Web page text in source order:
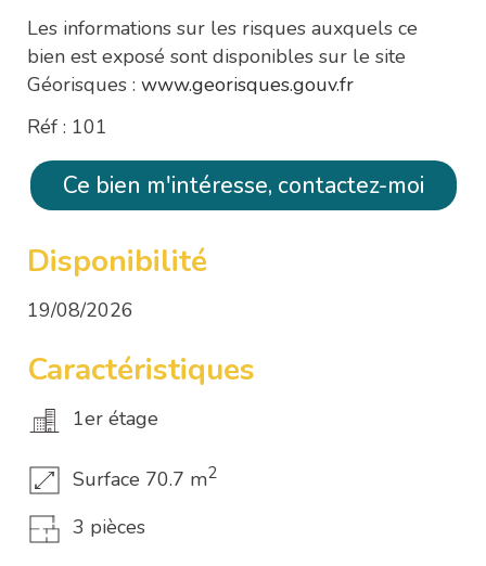
Les informations sur les risques auxquels ce
bien est exposé sont disponibles sur le site
Géorisques : www.georisques.gouv.fr
Réf : 101
Ce bien m'intéresse, contactez-moi
Disponibilité
19/08/2026
Caractéristiques
1er étage
Surface 70.7 m2
3 pièces